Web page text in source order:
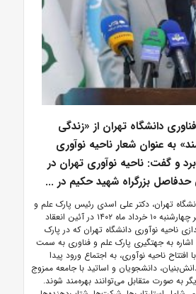
دانشگاه تهران از «زندگی
به عنوان شعار ناحیه نوآوری
و گفت: ناحیه نوآوری تهران در
حدفاصل بزرگراه شهید حکیم در ...
تهران، دکتر علی اسدی رئیس پارک علم و
فناوری دانشگاه تهران عصر چهارشنبه ۱۰ خرداد ماه ۱۴۰۲ در آئین انعقاد
ناحیه نوآوری دانشگاه تهران که در پارک
اشاره به جهتگیری پارک علم و فناوری به سمت
افتتاح ناحیه نوآوری، به اجتماع ورود پیدا
دانشجویان و اساتید با جامعه ممزوج
به صورت متقابل می‌توانند بهره‌مند شوند.